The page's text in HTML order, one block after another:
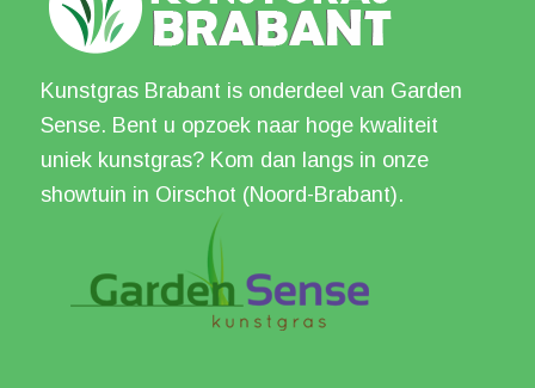
Kunstgras Brabant is onderdeel van Garden
Sense. Bent u opzoek naar hoge kwaliteit
uniek kunstgras? Kom dan langs in onze
showtuin in Oirschot (Noord-Brabant).